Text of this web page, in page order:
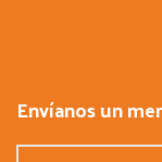
Envíanos un